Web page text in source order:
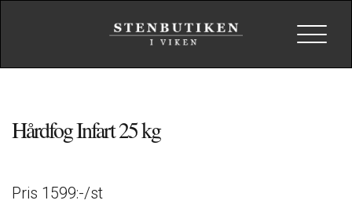
Toggle
Hårdfog Infart 25 kg
Pris 1599:-/st